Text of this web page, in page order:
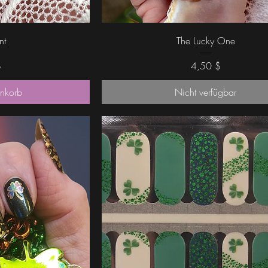
Schnellansicht
The Lucky One
Preis
4,50 $
Nicht verfügbar